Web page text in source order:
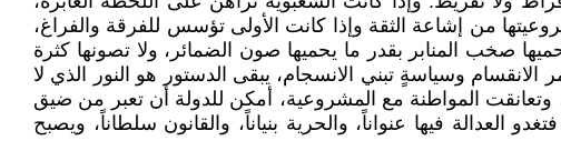
من إشاعة الثقة وإذا كانت الأولى تؤسس للفرقة والفراغ،
صخب المنابر بقدر ما يحميها صون الضمائر، ولا تصونها كثرة
وسياسةٍ تبني الانسجام، يبقى الدستور هو النور الذي لا
المواطنة مع المشروعية، أمكن للدولة أن تعبر من ضيق
فيها عنواناً، والحرية بنياناً، والقانون سلطاناً، ويصبح